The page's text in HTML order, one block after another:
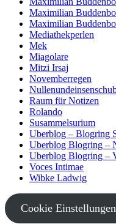
Maximilian
Maximilian
Mediathekperlen
Mek
Miagolare
Mitzi Irsaj
Novemberregen
Raum für Notizen
Rolando
Susammelsurium
Uberblog – Blogring
Uberblog Blogring –
Uberblog Blogring –
Voces Intimae
Wibke Ladwig
Cookie Einstellungen